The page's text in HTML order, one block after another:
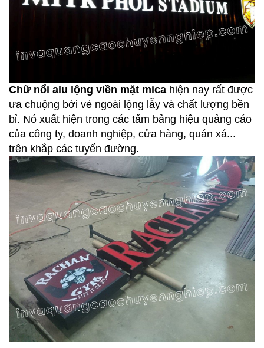
Chữ nổi alu lộng viền mặt mica hiện nay rất được
ưa chuộng bởi vẻ ngoài lộng lẫy và chất lượng bền
bỉ. Nó xuất hiện trong các tấm bảng hiệu quảng cáo
của công ty, doanh nghiệp, cửa hàng, quán xá...
trên khắp các tuyến đường.